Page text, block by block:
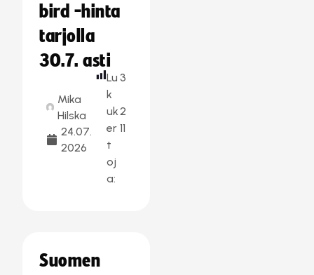
bird -hinta
tarjolla
30.7. asti
Mika
Hilska
24.07.
2026
Lu
k
uk
er
t
oj
a:
3
2
11
Suomen